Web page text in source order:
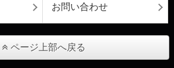
お問い合わせ
ページ上部へ戻る